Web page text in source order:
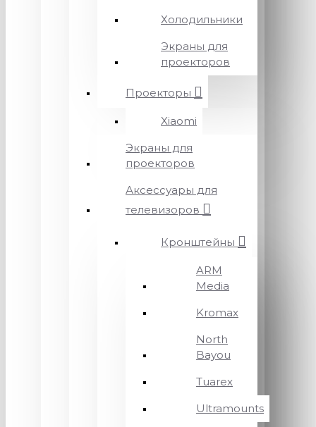
Холодильники
Экраны для
проекторов
Проекторы
Xiaomi
Экраны для
проекторов
Аксессуары для
телевизоров
Кронштейны
ARM
Media
Kromax
North
Bayou
Tuarex
Ultramounts